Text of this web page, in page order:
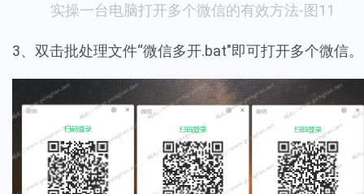
实操一台电脑打开多个微信的有效方法-图11
3、双击批处理文件“微信多开.bat"即可打开多个微信。